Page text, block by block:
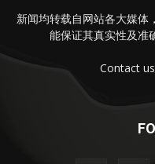
新闻均转载自网站各大媒体
能保证其真实性及准
Contact